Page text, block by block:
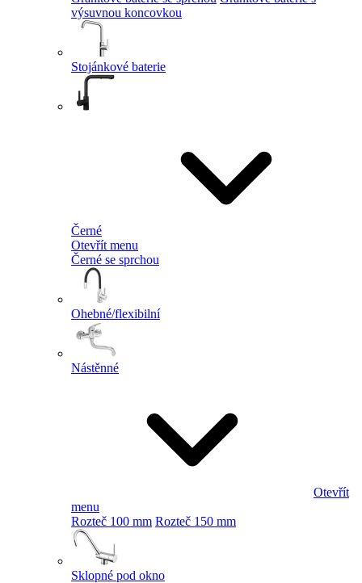
výsuvnou koncovkou
Stojánkové baterie
Černé
Otevřít menu
Černé se sprchou
Ohebné/flexibilní
Nástěnné
Otevřít
menu
Rozteč 100 mm Rozteč 150 mm
Sklopné pod okno